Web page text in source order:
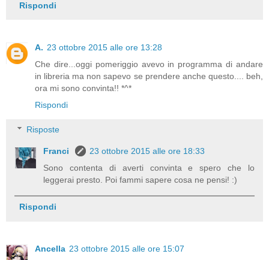
Rispondi
A. 23 ottobre 2015 alle ore 13:28
Che dire...oggi pomeriggio avevo in programma di andare
in libreria ma non sapevo se prendere anche questo.... beh,
ora mi sono convinta!! *^*
Rispondi
Risposte
Franci
23 ottobre 2015 alle ore 18:33
Sono contenta di averti convinta e spero che lo
leggerai presto. Poi fammi sapere cosa ne pensi! :)
Rispondi
Ancella 23 ottobre 2015 alle ore 15:07